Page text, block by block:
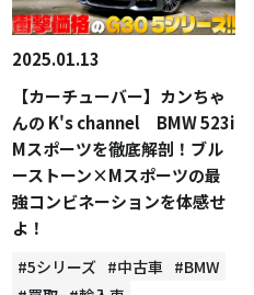
2025.01.13
【カーチューバー】カンちゃ
んの K's channel BMW 523i
Mスポーツを徹底解剖！ブル
ーストーン×Mスポーツの最
強コンビネーションを体感せ
よ！
#5シリーズ #中古車 #BMW